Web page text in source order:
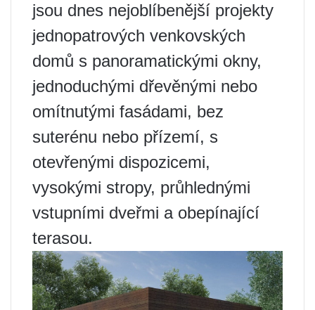
jsou dnes nejoblíbenější projekty
jednopatrových venkovských
domů s panoramatickými okny,
jednoduchými dřevěnými nebo
omítnutými fasádami, bez
suterénu nebo přízemí, s
otevřenými dispozicemi,
vysokými stropy, průhlednými
vstupními dveřmi a obepínající
terasou.